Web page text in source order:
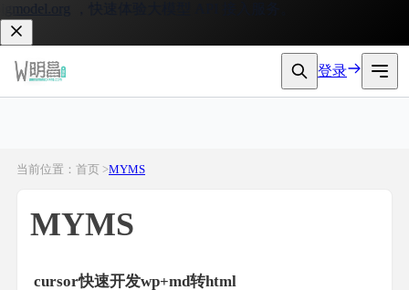
，快速体验大模型 API 接入服务。
登录
当前位置：首页 >MYMS
MYMS
cursor快速开发wp+md转html